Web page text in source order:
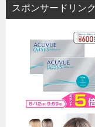
スポンサードリンク